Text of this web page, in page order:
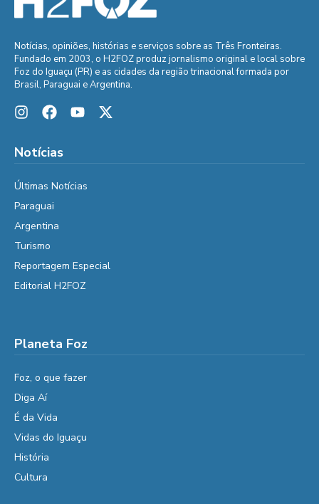
Notícias, opiniões, histórias e serviços sobre as Três Fronteiras.
Fundado em 2003, o H2FOZ produz jornalismo original e local sobre
Foz do Iguaçu (PR) e as cidades da região trinacional formada por
Brasil, Paraguai e Argentina.
Notícias
Últimas Notícias
Paraguai
Argentina
Turismo
Reportagem Especial
Editorial H2FOZ
Planeta Foz
Foz, o que fazer
Diga Aí
É da Vida
Vidas do Iguaçu
História
Cultura